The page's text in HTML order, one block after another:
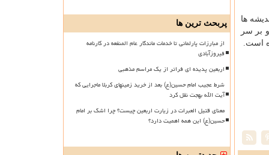
ها
بر سر
است.
پربحث ترین ها
از مبارزات پارلمانی تا خدمات ماندگار عام المنفعه در کارنامه
فیروزآبادی
اربعین پدیده ای فراتر از یک مراسم مذهبی
شرط عجیب امام حسین(ع) بعد از خرید زمینهای کربلا ماجرایی که
آیت الله بهجت نقل کرد
معنای قتیل العبرات در زیارت اربعین چیست؟ چرا اشک بر امام
حسین(ع) این همه اهمیت دارد؟